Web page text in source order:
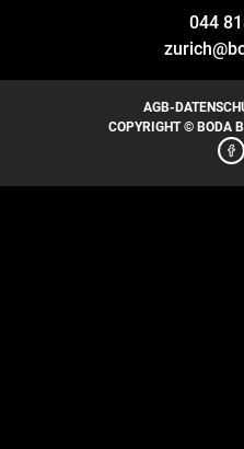
044
AGB-
COPYRIGHT © BODA